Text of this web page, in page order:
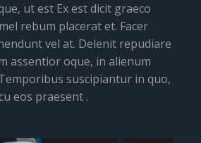
ut est Ex est dicit graeco
rebum placerat et. Facer
vel at. Delenit repudiare
assentior oque, in alienum
suscipiantur in quo,
eos praesent .